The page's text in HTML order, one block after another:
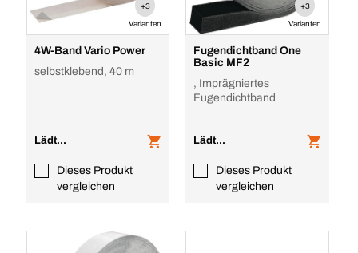
+3
Varianten
4W-Band Vario Power
selbstklebend, 40 m
Lädt...
Dieses Produkt
vergleichen
+3
Varianten
Fugendichtband One
Basic MF2
, Imprägniertes
Fugendichtband
Lädt...
Dieses Produkt
vergleichen